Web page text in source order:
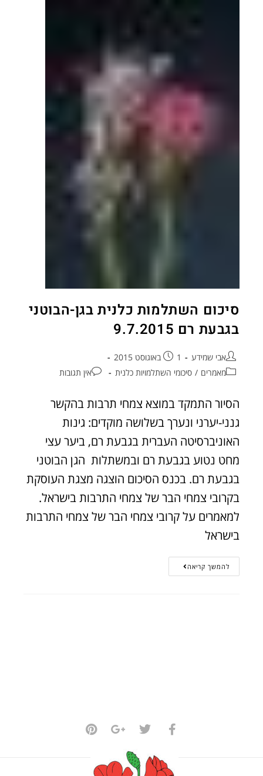
סיכום השתלמות כלנית בגן-הבוטני
בגבעת רם 9.7.2015
אבי שמידע
1 באוגוסט 2015
מאמרים / סיכומי השתלמויות כלנית אין תגובות
הסיור התמקד במוצא צמחי תרבות בהקשר
גנני-יערני ונערך בשלושה מוקדים: גינות
האוניברסיטה העברית בגבעת רם, ביער עצי
מחט נטוע בגבעת רם ובמשתלות הגן הבוטני
בגבעת רם. בכנס הסיכום הוצגה מצגת העוסקת
בקרובי צמחי הבר של צמחי התרבות בישראל.
למאמרים על קרובי צמחי הבר של צמחי התרבות
בישראל
להמשך קריאה